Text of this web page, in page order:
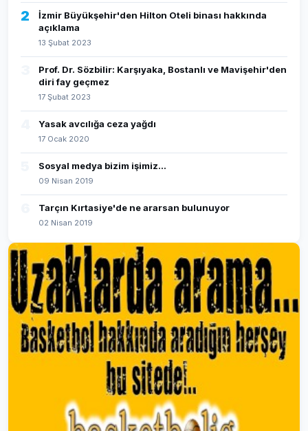
2
İzmir Büyükşehir'den Hilton Oteli binası hakkında
açıklama
13 Şubat 2023
Prof. Dr. Sözbilir: Karşıyaka, Bostanlı ve Mavişehir'den
diri fay geçmez
17 Şubat 2023
Yasak avcılığa ceza yağdı
17 Ocak 2020
Sosyal medya bizim işimiz...
09 Nisan 2019
Tarçın Kırtasiye'de ne ararsan bulunuyor
02 Nisan 2019